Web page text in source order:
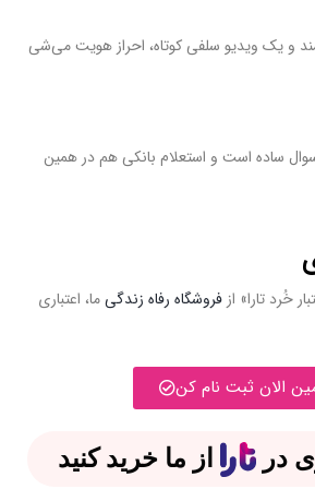
و یک ویدیو سلفی کوتاه، احراز هویت می‌شی
پاسخ به ۴ سوال ساده است و استعلام بانکی هم در همین
خُرد تارا» از فروشگاه رفاه زندگیما، اعتباری
الان ثبت نام کن
در از ما خرید کنید